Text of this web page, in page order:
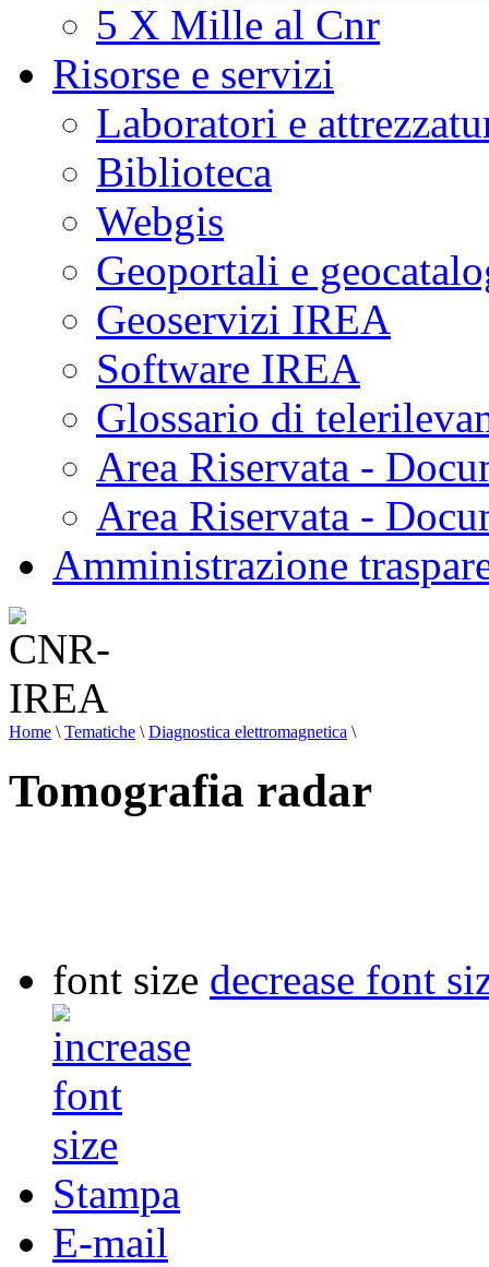
5 X Mille al Cnr
Risorse e servizi
Laboratori e
Biblioteca
Webgis
Geoportali e
Geoservizi IREA
Software IREA
Glossario di
Area Riservata -
Area Riservata -
Amministrazione
Home \ Tematiche \ Diagnostica elettromagnetica \
Tomografia radar
font size decrease font
Stampa
E-mail